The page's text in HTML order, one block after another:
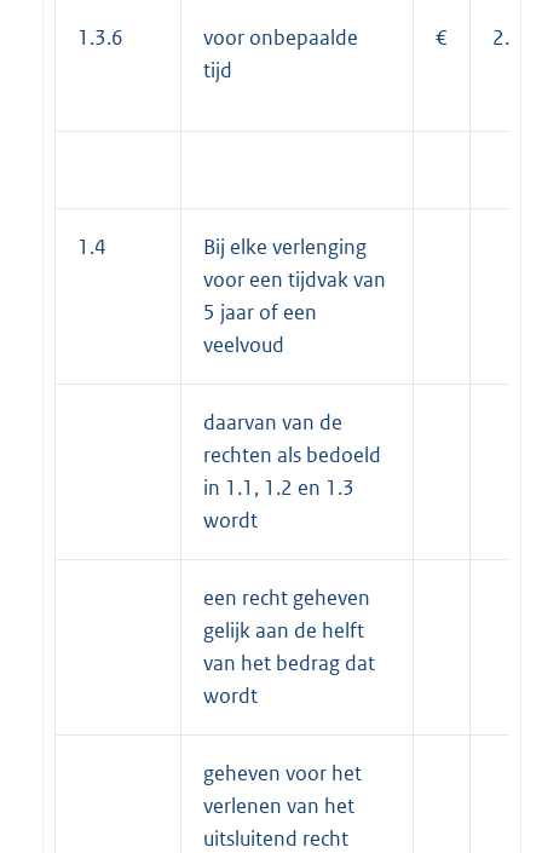
1.3.6
voor onbepaalde
tijd
€
1.4
Bij elke verlenging
voor een tijdvak van
5 jaar of een
veelvoud
daarvan van de
rechten als bedoeld
in 1.1, 1.2 en 1.3
wordt
een recht geheven
gelijk aan de helft
van het bedrag dat
wordt
geheven voor het
verlenen van het
uitsluitend recht